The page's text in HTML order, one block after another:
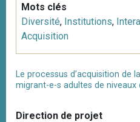
Mots clés
Diversité, Institutions,
Acquisition
Le processus d’acquisition de
migrant-e-s adultes de
Direction de projet